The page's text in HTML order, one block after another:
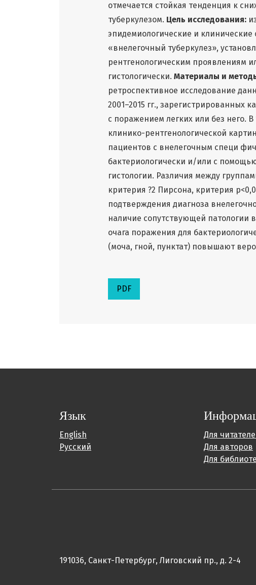
отмечается стойкая тенденция к
туберкулезом. Цель исследования:
эпидемиологические и клинические
«внелегочный туберкулез»,
рентгенологическим проявлениям
гистологически. Материалы и
ретроспективное исследование
2001–2015 гг., зарегистрированных
с поражением легких или без него.
клинико-рентгенологической
пациентов с внелегочным специ
бактериологически и/или с
гистологии. Различия между
критерия ?2 Пирсона, критерия
подтверждения диагноза
наличие сопутствующей патологии
очага поражения для
(моча, гной, пунктат) повышают
PDF
Язык
English
Русский
Для
Для авторов
Для
191036, Санкт-Петербург, Лиговский пр., д. 2-4